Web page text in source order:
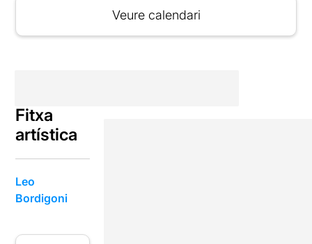
Veure calendari
Fitxa
artística
Leo
Bordigoni